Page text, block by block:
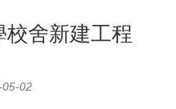
校舍新建工程
02